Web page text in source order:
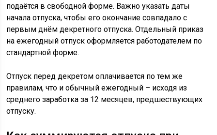
подаётся в свободной форме. Важно указать даты
начала отпуска, чтобы его окончание совпадало с
первым днём декретного отпуска. Отдельный приказ
на ежегодный отпуск оформляется работодателем по
стандартной форме.
Отпуск перед декретом оплачивается по тем же
правилам, что и обычный ежегодный – исходя из
среднего заработка за 12 месяцев, предшествующих
отпуску.